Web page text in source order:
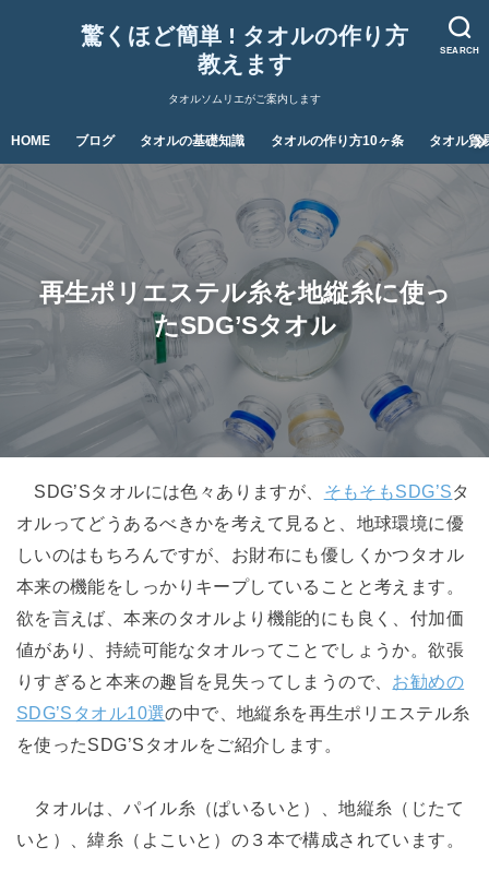
SEARCH
驚くほど簡単 ! タオルの作り方
教えます
タオルソムリエがご案内します
HOME ブログ タオルの基礎知識 タオルの作り方10ヶ条 タオル貿
再生ポリエステル糸を地縦糸に使っ
たSDG’Sタオル
SDG’Sタオルには色々ありますが、 そもそもSDG’Sタ
オルってどうあるべきかを考えて見ると、地球環境に優
しいのはもちろんですが、お財布にも優しくかつタオル
本来の機能をしっかりキープしていることと考えます。
欲を言えば、本来のタオルより機能的にも良く、付加価
値があり、持続可能なタオルってことでしょうか。欲張
りすぎると本来の趣旨を見失ってしまうので、 お勧めの
SDG’Sタオル10選の中で、地縦糸を再生ポリエステル糸
を使ったSDG’Sタオルをご紹介します。
タオルは、パイル糸（ぱいるいと）、地縦糸（じたて
いと）、緯糸（よこいと）の３本で構成されています。